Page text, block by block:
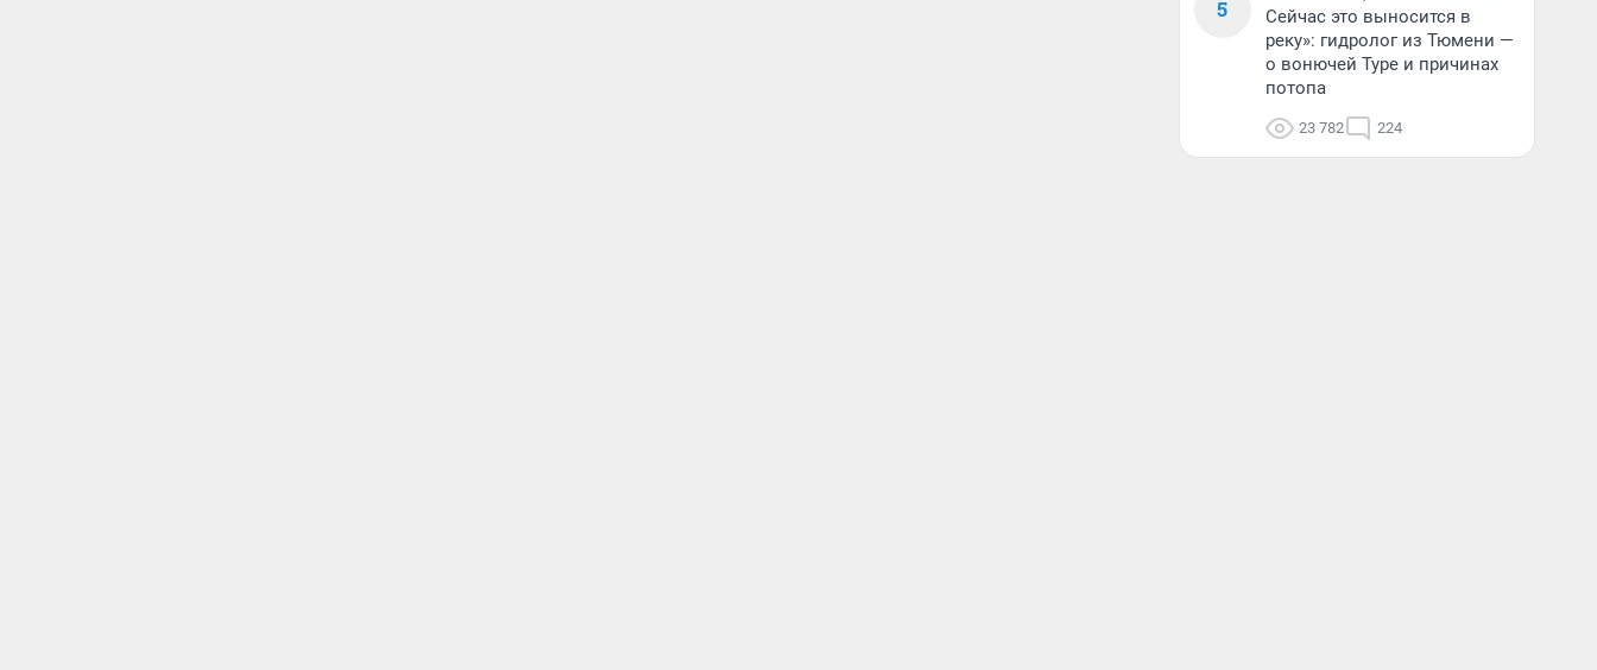
5
Сейчас это выносится в
реку»: гидролог из Тюмени —
о вонючей Туре и причинах
потопа
23 782 224